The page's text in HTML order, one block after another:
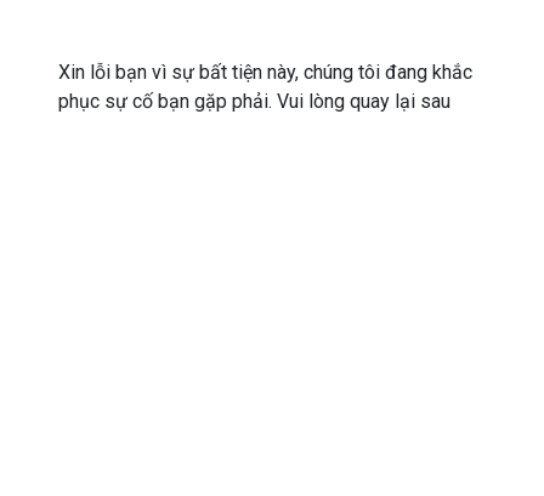
Xin lỗi bạn vì sự bất tiện này, chúng tôi đang khắc
phục sự cố bạn gặp phải. Vui lòng quay lại sau